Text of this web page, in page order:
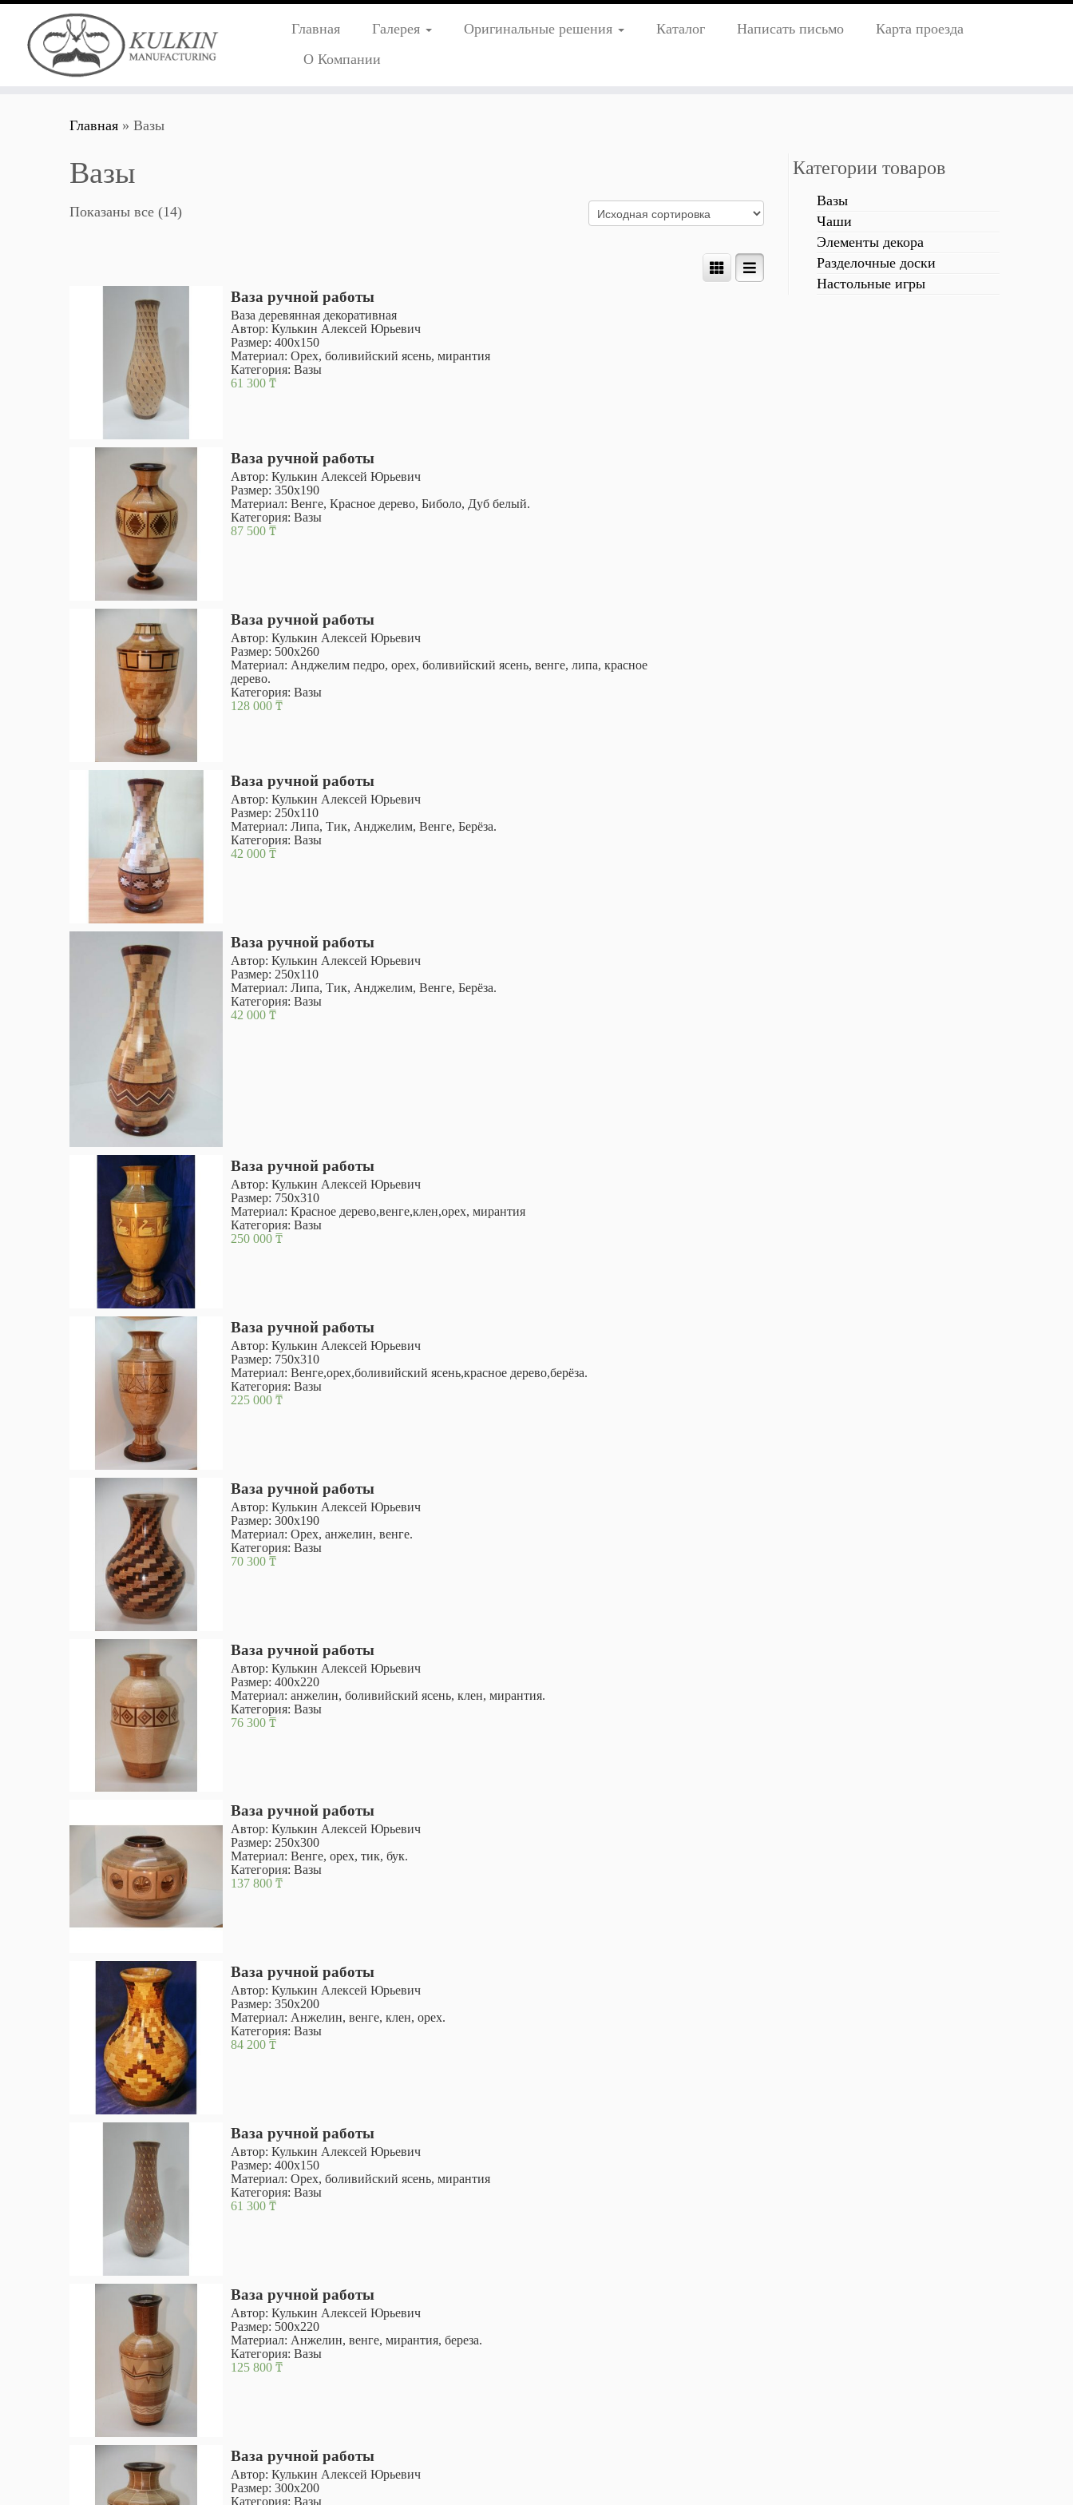
Главная Галерея Оригинальные решения Каталог Написать письмо
Карта проезда
О Компании
Главная » Вазы
Вазы
Показаны все (14)
Ваза ручной работы
Ваза деревянная декоративная
Автор: Кулькин Алексей Юрьевич
Размер: 400х150
Материал: Орех, боливийский ясень, мирантия
Категория: Вазы
61 300 ₸
Ваза ручной работы
Автор: Кулькин Алексей Юрьевич
Размер: 350х190
Материал: Венге, Красное дерево, Биболо, Дуб белый.
Категория: Вазы
87 500 ₸
Ваза ручной работы
Автор: Кулькин Алексей Юрьевич
Размер: 500х260
Материал: Анджелим педро, орех, боливийский ясень, венге, липа, красное
дерево.
Категория: Вазы
128 000 ₸
Ваза ручной работы
Автор: Кулькин Алексей Юрьевич
Размер: 250х110
Материал: Липа, Тик, Анджелим, Венге, Берёза.
Категория: Вазы
42 000 ₸
Ваза ручной работы
Автор: Кулькин Алексей Юрьевич
Размер: 250х110
Материал: Липа, Тик, Анджелим, Венге, Берёза.
Категория: Вазы
42 000 ₸
Ваза ручной работы
Автор: Кулькин Алексей Юрьевич
Размер: 750х310
Материал: Красное дерево,венге,клен,орех, мирантия
Категория: Вазы
250 000 ₸
Ваза ручной работы
Автор: Кулькин Алексей Юрьевич
Размер: 750х310
Материал: Венге,орех,боливийский ясень,красное дерево,берёза.
Категория: Вазы
225 000 ₸
Ваза ручной работы
Автор: Кулькин Алексей Юрьевич
Размер: 300х190
Материал: Орех, анжелин, венге.
Категория: Вазы
70 300 ₸
Ваза ручной работы
Автор: Кулькин Алексей Юрьевич
Размер: 400х220
Материал: анжелин, боливийский ясень, клен, мирантия.
Категория: Вазы
76 300 ₸
Ваза ручной работы
Автор: Кулькин Алексей Юрьевич
Размер: 250х300
Материал: Венге, орех, тик, бук.
Категория: Вазы
137 800 ₸
Ваза ручной работы
Автор: Кулькин Алексей Юрьевич
Размер: 350х200
Материал: Анжелин, венге, клен, орех.
Категория: Вазы
84 200 ₸
Ваза ручной работы
Автор: Кулькин Алексей Юрьевич
Размер: 400х150
Материал: Орех, боливийский ясень, мирантия
Категория: Вазы
61 300 ₸
Ваза ручной работы
Автор: Кулькин Алексей Юрьевич
Размер: 500х220
Материал: Анжелин, венге, мирантия, береза.
Категория: Вазы
125 800 ₸
Ваза ручной работы
Автор: Кулькин Алексей Юрьевич
Размер: 300х200
Категория: Вазы
Категории товаров
Вазы
Чаши
Элементы декора
Разделочные доски
Настольные игры